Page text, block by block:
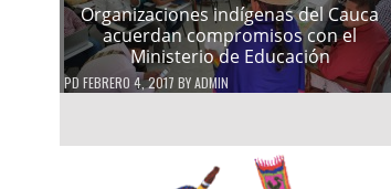
Organizaciones indígenas del Cauca
acuerdan compromisos con el
Ministerio de Educación
PD FEBRERO 4, 2017 BYADMIN